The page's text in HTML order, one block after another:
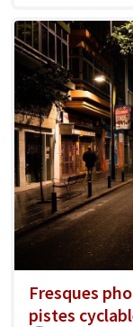
Fresques
pistes